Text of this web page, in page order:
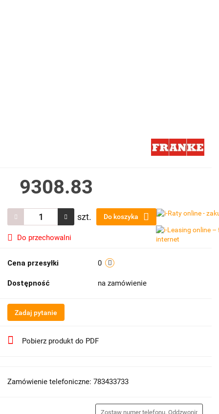
9308.83
szt. Do koszyka
Do przechowalni
Cena przesyłki 0
Dostępność na zamówienie
Zadaj pytanie
Pobierz produkt do PDF
Zamówienie telefoniczne: 783433733